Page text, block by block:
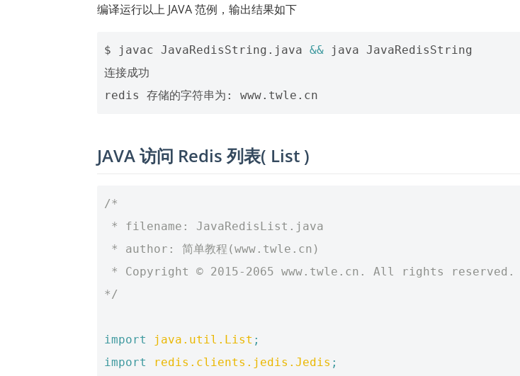
编译运行以上 JAVA 范例，输出结果如下
$ javac JavaRedisString.java && java JavaRedisString
连接成功
JAVA 访问 Redis 列表( List )
/*
* filename: JavaRedisList.java
* author: 简单教程(www.twle.cn)
* Copyright © 2015-2065 www.twle.cn. All rights reserved.
*/
import java.util.List ;
import
redis.clients.jedis.Jedis ;